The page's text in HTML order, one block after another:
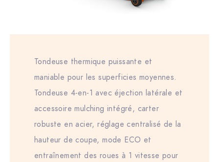
Tondeuse thermique puissante et
maniable pour les superficies moyennes.
Tondeuse 4-en-1 avec éjection latérale et
accessoire mulching intégré, carter
robuste en acier, réglage centralisé de la
hauteur de coupe, mode ECO et
entraînement des roues à 1 vitesse pour